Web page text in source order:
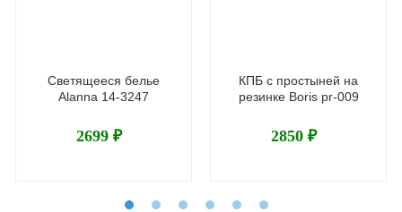
Светящееся белье
Alanna 14-3247
2699 ₽
КПБ с простыней на
резинке Boris pr-009
2850 ₽